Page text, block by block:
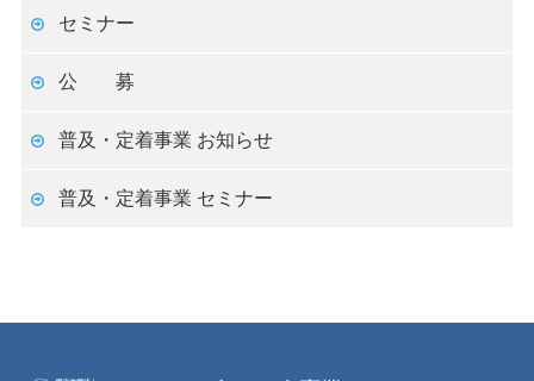
セミナー
公 募
普及・定着事業 お知らせ
普及・定着事業 セミナー